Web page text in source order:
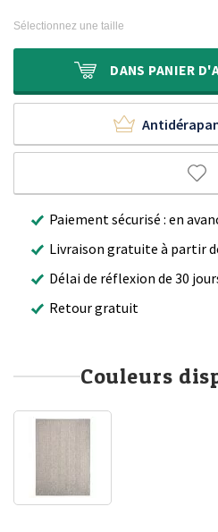
Sélectionnez une taille
DANS PANIER
Paiement sécurisé : en
Livraison gratuite à partir
Délai de réflexion de 30
Retour gratuit
Couleurs